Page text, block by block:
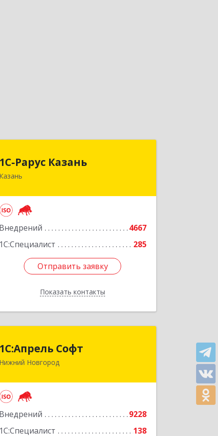
1С-Рарус Казань
Казань
Внедрений
4667
1С:Специалист
285
Отправить заявку
Показать контакты
420088, Татарстан Респ, Казань г,
Отправить заявку
Назад
1С:Апрель Софт
Нижний Новгород
Внедрений
9228
1С:Специалист
138
1С:Апрель Софт
603000, Нижегородская обл, Нижний
Подробнее